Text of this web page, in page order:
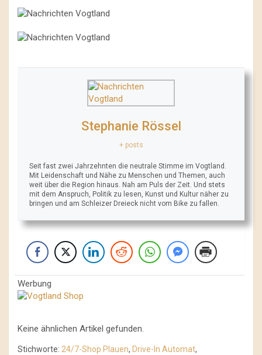
Stephanie Rössel
+ posts
Seit fast zwei Jahrzehnten die neutrale Stimme im Vogtland.
Mit Leidenschaft und Nähe zu Menschen und Themen, auch
weit über die Region hinaus. Nah am Puls der Zeit. Und stets
mit dem Anspruch, Politik zu lesen, Kunst und Kultur näher zu
bringen und am Schleizer Dreieck nicht vom Bike zu fallen.
Werbung
Keine ähnlichen Artikel gefunden.
Stichworte: 24/7-Shop Plauen, Drive-In Automat,